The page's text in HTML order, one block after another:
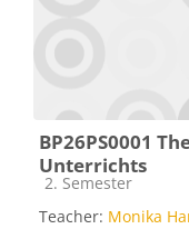
BP26PS0001
Unterrichts
Kursbereich
2. Semester
Teacher: Monika